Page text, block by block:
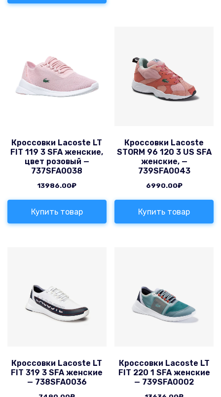
Кроссовки Lacoste LT
FIT 119 3 SFA женские,
цвет розовый —
737SFA0038
13986.00₽
Купить товар
Кроссовки Lacoste
STORM 96 120 3 US SFA
женские, —
739SFA0043
6990.00₽
Купить товар
Кроссовки Lacoste LT
FIT 319 3 SFA женские
— 738SFA0036
Кроссовки Lacoste LT
FIT 220 1 SFA женские
— 739SFA0002